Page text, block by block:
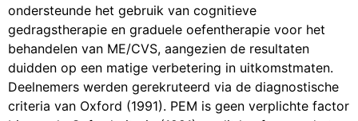
ondersteunde het gebruik van cognitieve
gedragstherapie en graduele oefentherapie voor het
behandelen van ME/CVS, aangezien de resultaten
duidden op een matige verbetering in uitkomstmaten.
Deelnemers werden gerekruteerd via de diagnostische
criteria van Oxford (1991). PEM is geen verplichte factor